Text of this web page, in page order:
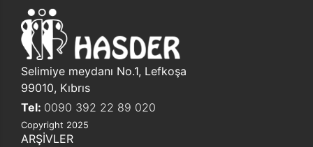
Selimiye meydanı No.1, Lefkoşa
99010, Kıbrıs
Tel: 0090 392 22 89 020
Copyright 2025
ARŞİVLER